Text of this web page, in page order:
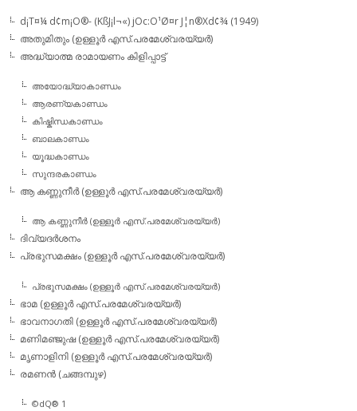
d¡T¤¼ d¢m¡O®- (KßJ¡l¬«) jOc:O¹Ø¤r J¦n®Xd¢¾ (1949)
അതുമിതും (ഉള്ളൂര്‍ എസ്.പരമേശ്വരയ്യര്‍)
അദ്ധ്യാത്മ രാമായണം കിളിപ്പാട്ട്‌
അയോദ്ധ്യാകാണ്ഡം
ആരണ്യകാണ്ഡം
കിഷ്കിന്ധകാണ്ഡം
ബാലകാണ്ഡം
യൂദ്ധകാണ്ഡം
സുന്ദരകാണ്ഡം
ആ കണ്ണുനീര്‍ (ഉള്ളൂര്‍ എസ്.പരമേശ്വരയ്യര്‍)
ആ കണ്ണുനീര്‍ (ഉള്ളൂര്‍ എസ്.പരമേശ്വരയ്യര്‍)
ദിവ്യദര്‍ശനം
പ്രഭുസമക്ഷം (ഉള്ളൂര്‍ എസ്.പരമേശ്വരയ്യര്‍)
പ്രഭുസമക്ഷം (ഉള്ളൂര്‍ എസ്.പരമേശ്വരയ്യര്‍)
ഭാമ (ഉള്ളൂര്‍ എസ്.പരമേശ്വരയ്യര്‍)
ഭാവനാഗതി (ഉള്ളൂര്‍ എസ്.പരമേശ്വരയ്യര്‍)
മണിമഞ്ജുഷ (ഉള്ളൂര്‍ എസ്.പരമേശ്വരയ്യര്‍)
മൃണാളിനി (ഉള്ളൂര്‍ എസ്.പരമേശ്വരയ്യര്‍)
രമണന്‍ (ചങ്ങമ്പുഴ)
©dQ® 1